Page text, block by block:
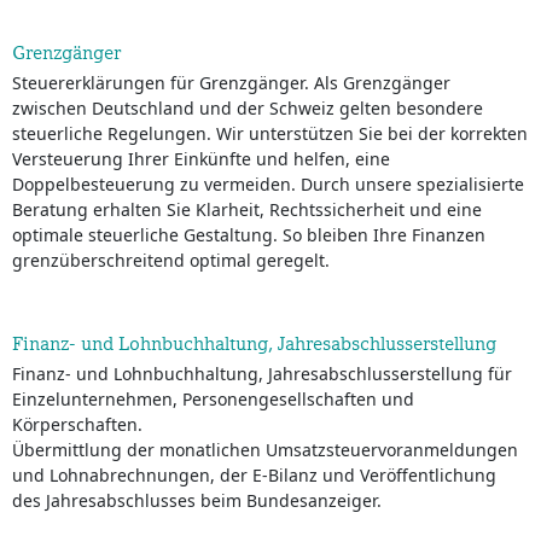
Grenzgänger
Steuererklärungen für Grenzgänger. Als Grenzgänger
zwischen Deutschland und der Schweiz gelten besondere
steuerliche Regelungen. Wir unterstützen Sie bei der korrekten
Versteuerung Ihrer Einkünfte und helfen, eine
Doppelbesteuerung zu vermeiden. Durch unsere spezialisierte
Beratung erhalten Sie Klarheit, Rechtssicherheit und eine
optimale steuerliche Gestaltung. So bleiben Ihre Finanzen
grenzüberschreitend optimal geregelt.
Finanz- und Lohnbuchhaltung, Jahresabschlusserstellung
Finanz- und Lohnbuchhaltung, Jahresabschlusserstellung für
Einzelunternehmen, Personengesellschaften und
Körperschaften.
Übermittlung der monatlichen Umsatzsteuervoranmeldungen
und Lohnabrechnungen, der E-Bilanz und Veröffentlichung
des Jahresabschlusses beim Bundesanzeiger.